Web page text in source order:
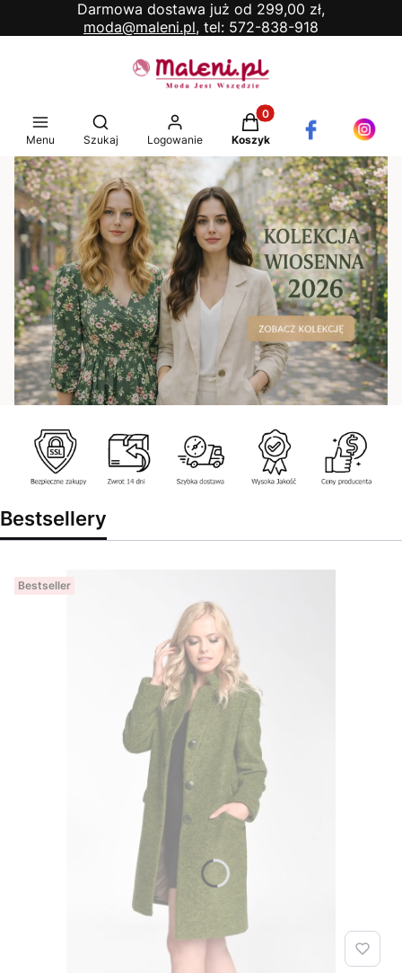
Darmowa dostawa już od 299,00 zł,
moda@maleni.pl, tel: 572-838-918
Menu
Otwórz wyszukiwarkę
Szukaj Logowanie
Produkty w koszyku: 0.
Koszyk
Bestsellery
Bestseller